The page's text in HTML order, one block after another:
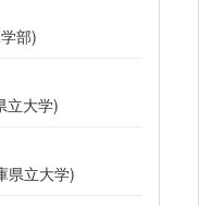
部)
立大学)
県立大学)